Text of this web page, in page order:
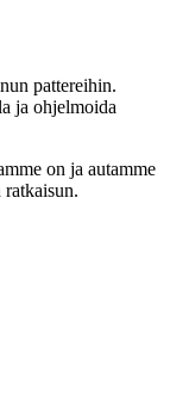
pattereihin.
ja ohjelmoida
on ja autamme